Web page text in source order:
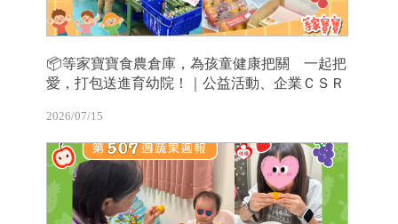
📦等家寶寶食農倉庫，為孩童健康把關 一起把
愛，打包送進育幼院！｜公益活動、企業ＣＳＲ
2026/07/15